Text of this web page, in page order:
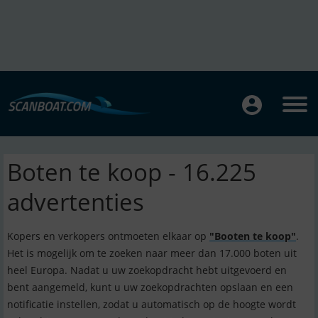
Boten te koop - 16.225
advertenties
Kopers en verkopers ontmoeten elkaar op "Booten te koop".
Het is mogelijk om te zoeken naar meer dan 17.000 boten uit
heel Europa. Nadat u uw zoekopdracht hebt uitgevoerd en
bent aangemeld, kunt u uw zoekopdrachten opslaan en een
notificatie instellen, zodat u automatisch op de hoogte wordt